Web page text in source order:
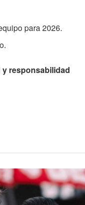
para 2026.
responsabilidad